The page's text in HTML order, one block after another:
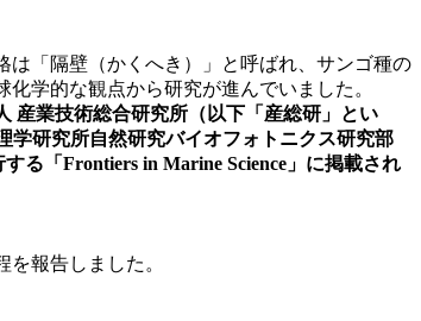
「隔壁（かくへき）」と呼ばれ、サンゴ種の
学的な観点から研究が進んでいました。
産業技術総合研究所（以下「産総研」とい
学研究所自然研究バイオフォトニクス研究部
る「Frontiers in Marine Science」に掲載され
報告しました。